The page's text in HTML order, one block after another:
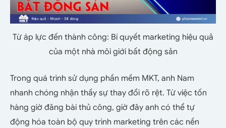
Từ áp lực đến thành công: Bí quyết marketing hiệu quả
của một nhà môi giới bất động sản
Trong quá trình sử dụng phần mềm MKT, anh Nam
nhanh chóng nhận thấy sự thay đổi rõ rệt. Từ việc tốn
hàng giờ đăng bài thủ công, giờ đây anh có thể tự
động hóa toàn bộ quy trình marketing trên các nền